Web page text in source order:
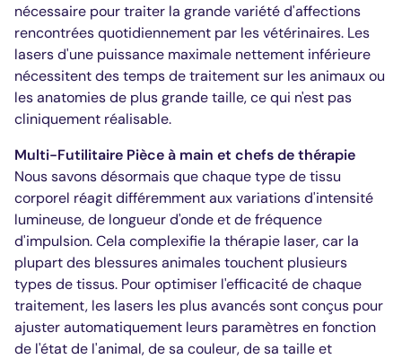
nécessaire pour traiter la grande variété d'affections
rencontrées quotidiennement par les vétérinaires. Les
lasers d'une puissance maximale nettement inférieure
nécessitent des temps de traitement sur les animaux ou
les anatomies de plus grande taille, ce qui n'est pas
cliniquement réalisable.
Multi-Futilitaire Pièce à main et chefs de thérapie
Nous savons désormais que chaque type de tissu
corporel réagit différemment aux variations d'intensité
lumineuse, de longueur d'onde et de fréquence
d'impulsion. Cela complexifie la thérapie laser, car la
plupart des blessures animales touchent plusieurs
types de tissus. Pour optimiser l'efficacité de chaque
traitement, les lasers les plus avancés sont conçus pour
ajuster automatiquement leurs paramètres en fonction
de l'état de l'animal, de sa couleur, de sa taille et